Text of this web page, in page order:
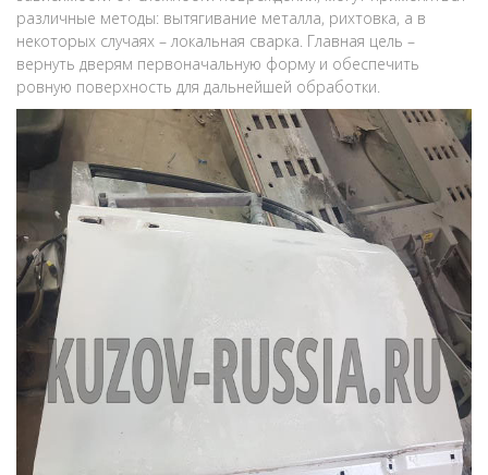
различные методы: вытягивание металла, рихтовка, а в
некоторых случаях – локальная сварка. Главная цель –
вернуть дверям первоначальную форму и обеспечить
ровную поверхность для дальнейшей обработки.